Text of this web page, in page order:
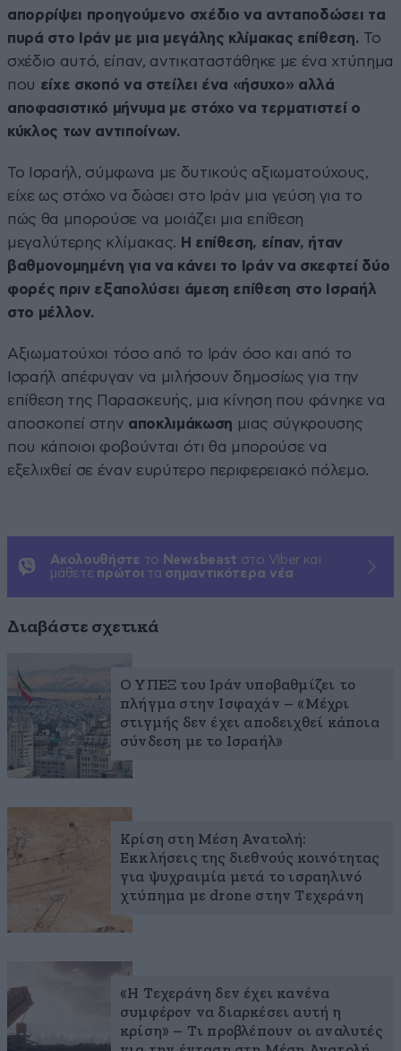
απορρίψει προηγούμενο σχέδιο να ανταποδώσει τα
πυρά στο Ιράν με μια μεγάλης κλίμακας επίθεση. Το
σχέδιο αυτό, είπαν, αντικαταστάθηκε με ένα χτύπημα
που είχε σκοπό να στείλει ένα «ήσυχο» αλλά
αποφασιστικό μήνυμα με στόχο να τερματιστεί ο
κύκλος των αντιποίνων.
Το Ισραήλ, σύμφωνα με δυτικούς αξιωματούχους,
είχε ως στόχο να δώσει στο Ιράν μια γεύση για το
πώς θα μπορούσε να μοιάζει μια επίθεση
μεγαλύτερης κλίμακας. Η επίθεση, είπαν, ήταν
βαθμονομημένη για να κάνει το Ιράν να σκεφτεί δύο
φορές πριν εξαπολύσει άμεση επίθεση στο Ισραήλ
στο μέλλον.
Αξιωματούχοι τόσο από το Ιράν όσο και από το
Ισραήλ απέφυγαν να μιλήσουν δημοσίως για την
επίθεση της Παρασκευής, μια κίνηση που φάνηκε να
αποσκοπεί στην αποκλιμάκωση μιας σύγκρουσης
που κάποιοι φοβούνται ότι θα μπορούσε να
εξελιχθεί σε έναν ευρύτερο περιφερειακό πόλεμο.
Ακολουθήστε το Newsbeast στο Viber και
μάθετε πρώτοι τα σημαντικότερα νέα
Διαβάστε σχετικά
Ο ΥΠΕΞ του Ιράν υποβαθμίζει το
πλήγμα στην Ισφαχάν – «Μέχρι
στιγμής δεν έχει αποδειχθεί κάποια
σύνδεση με το Ισραήλ»
Κρίση στη Μέση Ανατολή:
Εκκλήσεις της διεθνούς κοινότητας
για ψυχραιμία μετά το ισραηλινό
χτύπημα με drone στην Τεχεράνη
«Η Τεχεράνη δεν έχει κανένα
συμφέρον να διαρκέσει αυτή η
κρίση» – Τι προβλέπουν οι αναλυτές